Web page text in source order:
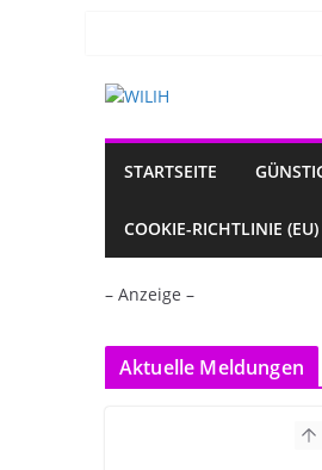
STARTSEITE
COOKIE-RICHTLINIE (EU)
– Anzeige –
Aktuelle Meldungen